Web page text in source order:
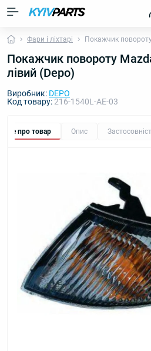
Фари і ліхтарі Покажчик
Покажчик повороту
лівий (Depo)
Виробник: DEPO
Код товару:216-1540L-AE-03
Все про товар Опис